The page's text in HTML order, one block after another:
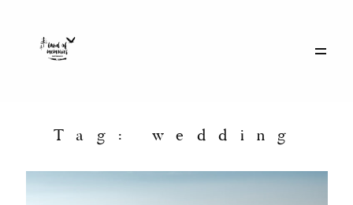
Tag: wedding
Historie
Eventy